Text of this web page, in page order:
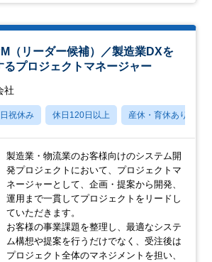
（リーダー候補）／製造業DXを
るプロジェクトマネージャー
社
祝休み 休日120日以上 産休・育休あり
製造業・物流業のお客様向けのシステム開
発プロジェクトにおいて、プロジェクトマ
ネージャーとして、企画・提案から開発、
運用まで一貫してプロジェクトをリードし
ていただきます。
お客様の事業課題を整理し、最適なシステ
ム構想や提案を行うだけでなく、受注後は
プロジェクト全体のマネジメントを担い、